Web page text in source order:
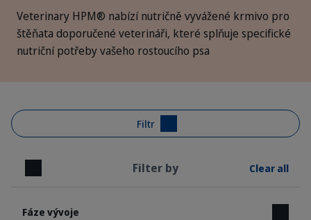
Potřebujete pomoc?
Veterinary HPM® nabízí nutričně vyvážené krmivo pro
štěňata doporučené veterináři, které splňuje specifické
nutriční potřeby vašeho rostoucího psa
Filtr
Close Filter by Clear all
Fáze vývoje